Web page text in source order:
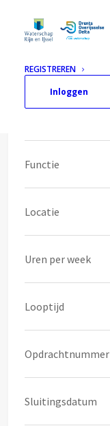
REGISTREREN
Inloggen
Functie
Locatie
Uren per week
Looptijd
Opdrachtnummer
Sluitingsdatum